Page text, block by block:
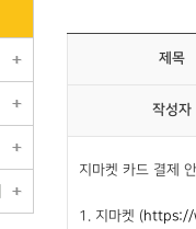
제목
작성자
지마켓 카드 결제
1. 지마켓 ( https://